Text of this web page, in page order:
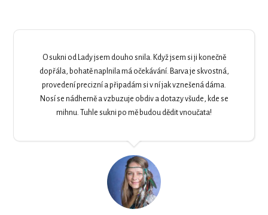
O sukni od Lady jsem douho snila. Když jsem si ji konečně
dopřála, bohatě naplnila má očekávání. Barva je skvostná,
provedení precizní a připadám si v ní jak vznešená dáma.
Nosí se nádherně a vzbuzuje obdiv a dotazy všude, kde se
mihnu. Tuhle sukni po mě budou dědit vnoučata!